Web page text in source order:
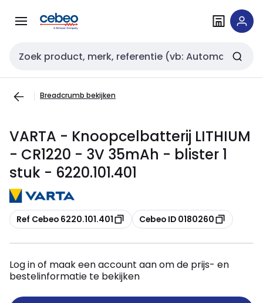
naar
naar
Zoekveld invoer
Breadcrumb bekijken
VARTA - Knoopcelbatterij LITHIUM
- CR1220 - 3V 35mAh - blister 1
stuk - 6220.101.401
Kopiëren
Ref Cebeo 6220.101.401 Kopiëren
Cebeo ID 0180260
Log in of maak een account aan om de prijs- en
bestelinformatie te bekijken